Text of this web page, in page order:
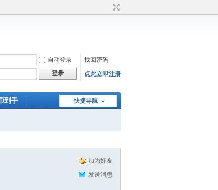
自动登录
找回密码
登录 点此立即注册
快捷导航
到手
加为好友
发送消息